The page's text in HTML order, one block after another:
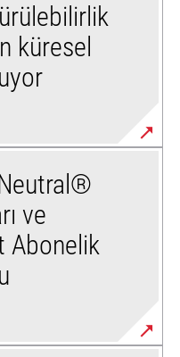
küresel
ve
Abonelik